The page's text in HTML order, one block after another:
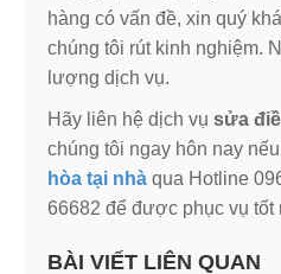
hàng có vấn đề, xin quý
chúng tôi rút kinh nghiệm.
lượng dịch vụ.
Hãy liên hệ dịch vụ sửa
chúng tôi ngay hôn nay
hòa tại nhà qua Hotline
66682 để được phục vụ tốt
BÀI VIẾT LIÊN QUAN